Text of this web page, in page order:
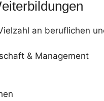
an beruflichen
& Management